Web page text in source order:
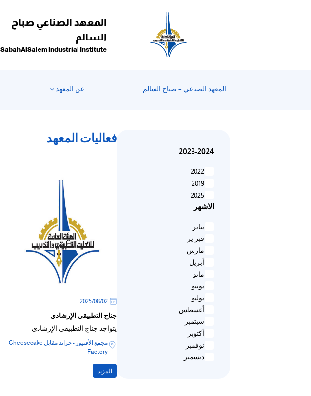
المعهد الصناعي صباح
السالم
SabahAlSalem Industrial Institute
المعهد الصناعي – صباح السالم عن المعهد
2023-2024
2022
2019
2025
الاشهر
يناير
فبراير
مارس
أبريل
مايو
يونيو
يوليو
أغسطس
سبتمبر
أكتوبر
نوفمبر
ديسمبر
فعاليات المعهد
02‏/08‏/2025
جناح التطبيقي الإرشادي
يتواجد جناج التطبيقي الإرشادي
مجمع الأفنيوز - جراند مقابل Cheesecake
Factory
المزيد